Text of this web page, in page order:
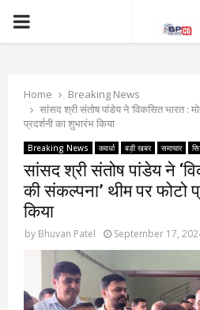
PRIMARY
Home
Breaking News
सांसद श्री संतोष पांडेय ने ‘विकसित भारत :
प्रदर्शनी का शुभारंभ किया
Breaking News कवर्धा बड़ी खबर समाचार
सांसद श्री संतोष पांडेय ने
की संकल्पना’ थीम पर फोटो
किया
by Bhuvan Patel September 17,